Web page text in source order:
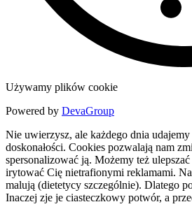
Używamy plików cookie
Powered by DevaGroup
Nie uwierzysz, ale każdego dnia
doskonałości. Cookies pozwalają nam
spersonalizować ją. Możemy też
irytować Cię nietrafionymi reklamami.
malują (dietetycy szczególnie). Dlatego
Inaczej zje je ciasteczkowy potwór, a